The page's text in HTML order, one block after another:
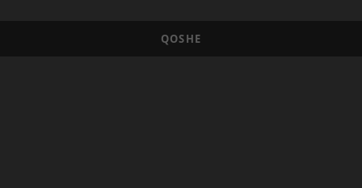
QOSHE